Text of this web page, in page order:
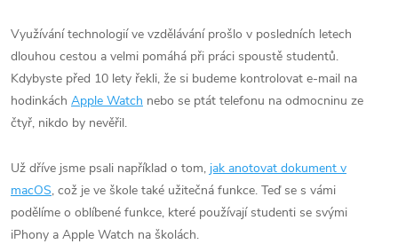
Využívání technologií ve vzdělávání prošlo v posledních letech
dlouhou cestou a velmi pomáhá při práci spoustě studentů.
Kdybyste před 10 lety řekli, že si budeme kontrolovat e-mail na
hodinkách Apple Watch nebo se ptát telefonu na odmocninu ze
čtyř, nikdo by nevěřil.
Už dříve jsme psali například o tom, jak anotovat dokument v
macOS, což je ve škole také užitečná funkce. Teď se s vámi
podělíme o oblíbené funkce, které používají studenti se svými
iPhony a Apple Watch na školách.